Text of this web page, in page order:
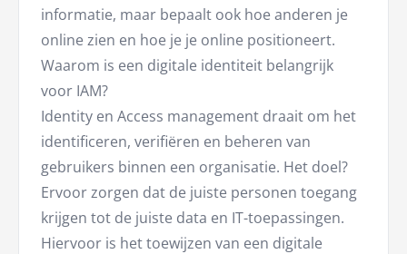
informatie, maar bepaalt ook hoe anderen je
online zien en hoe je je online positioneert.
Waarom is een digitale identiteit belangrijk
voor IAM?
Identity en Access management draait om het
identificeren, verifiëren en beheren van
gebruikers binnen een organisatie. Het doel?
Ervoor zorgen dat de juiste personen toegang
krijgen tot de juiste data en IT-toepassingen.
Hiervoor is het toewijzen van een digitale